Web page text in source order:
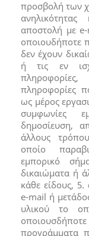
προσβολή των
αποστολή με
οποιουδήποτε
δεν έχουν
ή τις εν
πληροφορίες,
πληροφορίες
ως μέρος
συμφωνίες
δημοσίευση,
άλλους
οποίο
εμπορικό
δικαιώματα ή
κάθε είδους,
e-mail ή
υλικού το
προγράμματα